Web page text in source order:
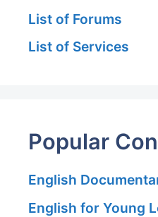
List of Forums
List of Services
Popular
English
English for Young